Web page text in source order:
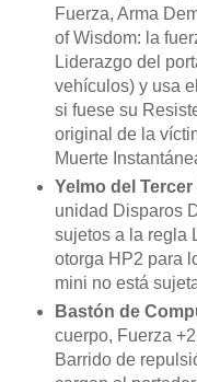
Fuerza, ​​Arma
of Wisdom: la
Liderazgo del
vehículos) y usa
si fuese su
original de la
Muerte
Yelmo del Tercer
unidad Disparos
sujetos a la regla
otorga HP2 para
mini no está
Bastón de
cuerpo, Fuerza
Barrido de